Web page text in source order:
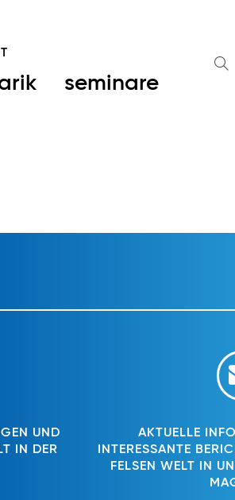
seminare
UND
IN DER
AKTUELLE
INTERESSANTE
FELSEN WELT IN